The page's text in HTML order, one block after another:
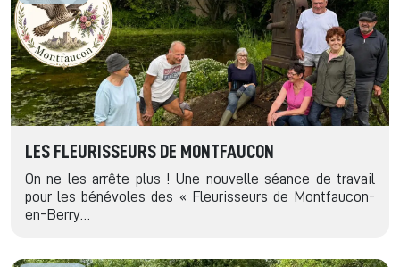
LES FLEURISSEURS DE MONTFAUCON
On ne les arrête plus ! Une nouvelle séance de travail
pour les bénévoles des « Fleurisseurs de Montfaucon-
en-Berry…